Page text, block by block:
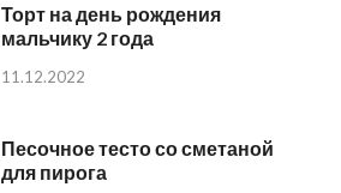
Торт на день рождения
мальчику 2 года
11.12.2022
Песочное тесто со сметаной
для пирога